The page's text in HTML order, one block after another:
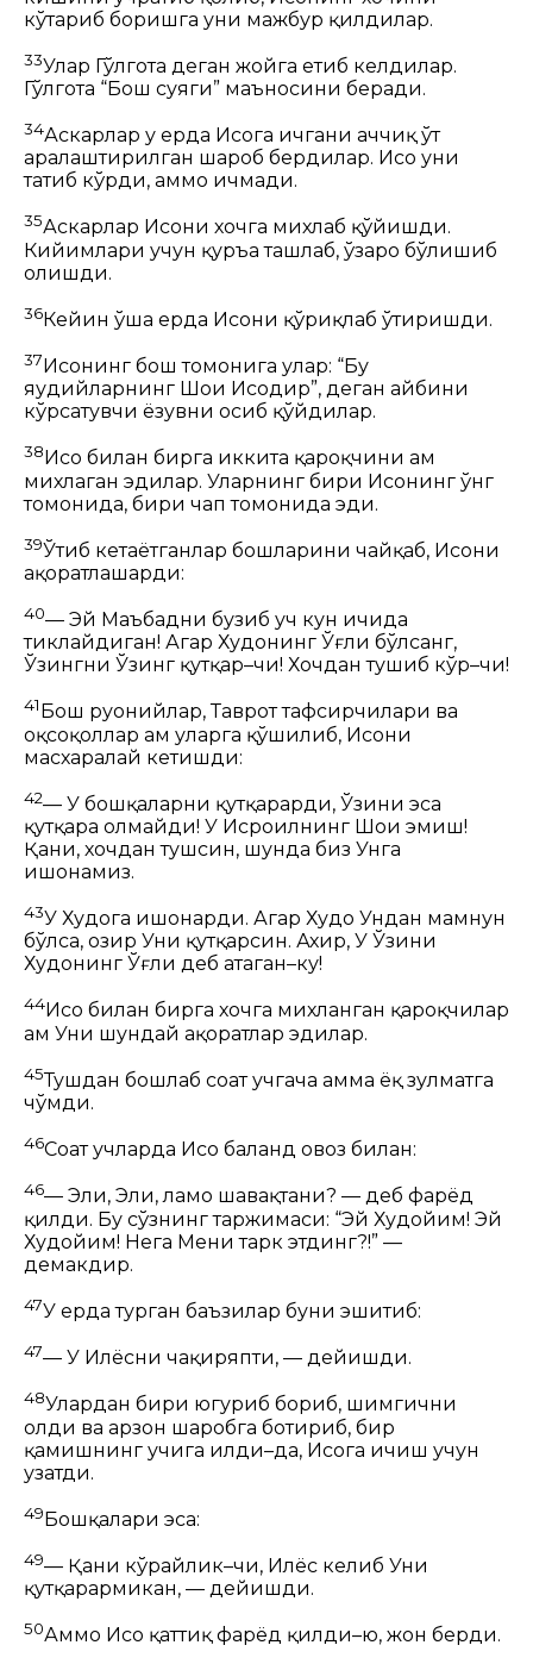
кўтариб боришга уни мажбур қилдилар.
33Улар Гўлгота деган жойга етиб келдилар.
Гўлгота “Бош суяги” маъносини беради.
34Аскарлар у ерда Исога ичгани аччиқ ўт
аралаштирилган шароб бердилар. Исо уни
татиб кўрди, аммо ичмади.
35Аскарлар Исони хочга михлаб қўйишди.
Кийимлари учун қуръа ташлаб, ўзаро бўлишиб
олишди.
36Кейин ўша ерда Исони қўриқлаб ўтиришди.
37 Исонинг бош томонига улар: “Бу
яҳудийларнинг Шоҳи Исодир”, деган айбини
кўрсатувчи ёзувни осиб қўйдилар.
38 Исо билан бирга иккита қароқчини ҳам
михлаган эдилар. Уларнинг бири Исонинг ўнг
томонида, бири чап томонида эди.
39Ўтиб кетаётганлар бошларини чайқаб, Исони
ҳақоратлашарди:
40— Эй Маъбадни бузиб уч кун ичида
тиклайдиган! Агар Худонинг Ўғли бўлсанг,
Ўзингни Ўзинг қутқар–чи! Хочдан тушиб кўр–чи!
41 Бош руҳонийлар,Тавроттафсирчилари ва
оқсоқоллар ҳам уларга қўшилиб, Исони
масхаралай кетишди:
42— У бошқаларни қутқарарди, Ўзини эса
қутқара олмайди! У Исроилнинг Шоҳи эмиш!
Қани, хочдан тушсин, шунда биз Унга
ишонамиз.
43У Худога ишонарди. Агар Худо Ундан мамнун
бўлса, ҳозир Уни қутқарсин. Ахир, У Ўзини
Худонинг Ўғли деб атаган–ку!
44Исо билан бирга хочга михланган қароқчилар
ҳам Уни шундай ҳақоратлар эдилар.
45Тушдан бошлаб соат учгача ҳамма ёқ зулматга
чўмди.
46Соат учларда Исо баланд овоз билан:
46— Эли, Эли, ламо шавақтани? — деб фарёд
қилди. Бу сўзнинг таржимаси: “Эй Худойим! Эй
Худойим! Нега Мени тарк этдинг?!” —
демакдир.
47У ерда турган баъзилар буни эшитиб:
47— У Илёсни чақиряпти, — дейишди.
48Улардан бири югуриб бориб, шимгични
олди ва арзон шаробга ботириб, бир
қамишнинг учига илди–да, Исога ичиш учун
узатди.
49Бошқалари эса:
49— Қани кўрайлик–чи, Илёс келиб Уни
қутқарармикан, — дейишди.
50Аммо Исо қаттиқ фарёд қилди–ю, жон берди.